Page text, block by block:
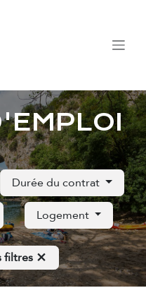
Durée du contrat
Logement
filtres